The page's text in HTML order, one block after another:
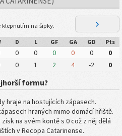
klepnutím na šipky.
D L GF GA GD
Pts
0 0 0 0 0 0
0 1 2 4 -2 0
formu?
hraje na hostujících zápasech.
hraných mimo domácí hřiště.
na svém kontě s 0 což z něj dělá
v Recopa Catarinense.